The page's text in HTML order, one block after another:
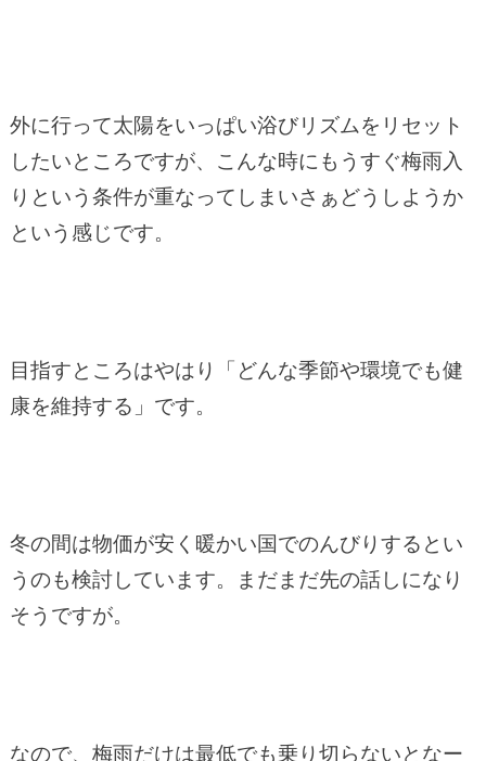
外に行って太陽をいっぱい浴びリズムをリセット
したいところですが、こんな時にもうすぐ梅雨入
りという条件が重なってしまいさぁどうしようか
という感じです。
目指すところはやはり「どんな季節や環境でも健
康を維持する」です。
冬の間は物価が安く暖かい国でのんびりするとい
うのも検討しています。まだまだ先の話しになり
そうですが。
なので、梅雨だけは最低でも乗り切らないとなー